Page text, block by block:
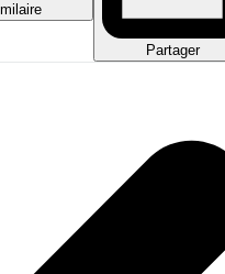
Partager